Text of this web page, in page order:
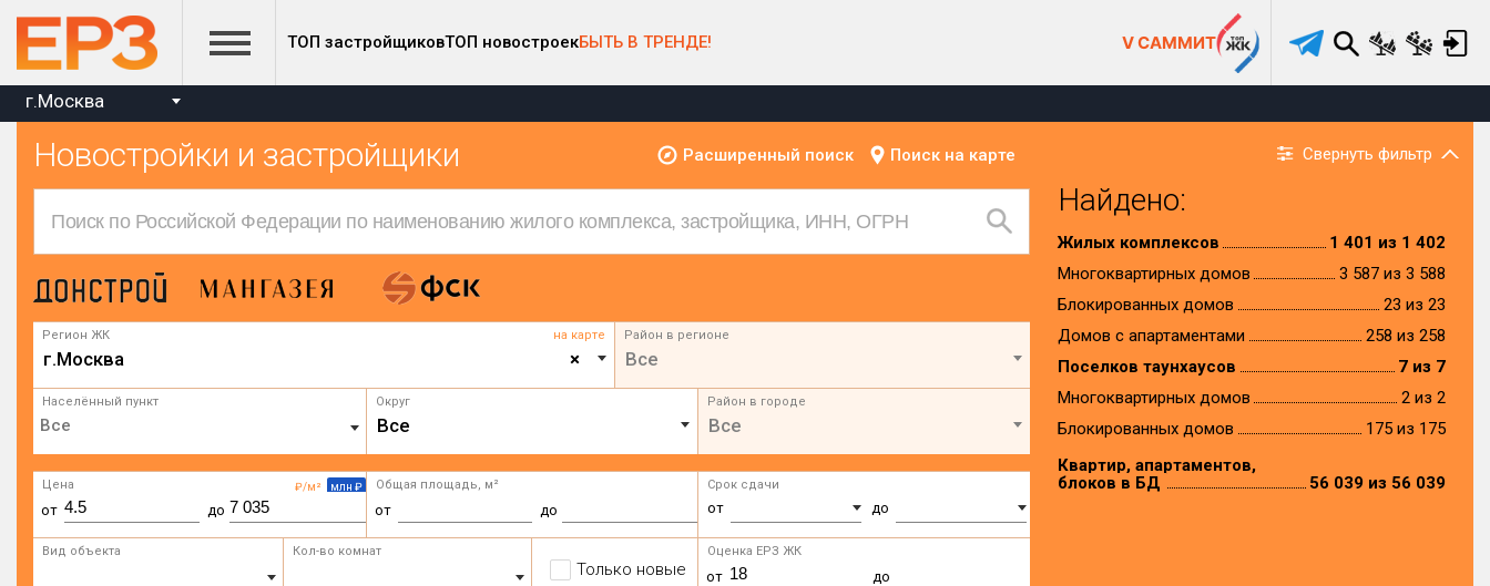
ТОП застройщиковТОП новостроекБЫТЬ В ТРЕНДЕ! V САММИТ
г.Москва
Новостройки и застройщики Расширенный поиск Поиск на карте Свернуть фильтр
Регион ЖК на карте
×
г.Москва
Район в регионе
Все
Населённый пункт Округ
Все
Район в городе
Все
₽/м² млн ₽
Цена
от до
Общая площадь, м²
от до
Срок сдачи
от до
Вид объекта Кол-во комнат
Только новые
Оценка ЕРЗ ЖК
от до
Найдено:
Жилых комплексов
1 401 из 1 402
Многоквартирных домов
3 587 из 3 588
Блокированных домов
23 из 23
Домов с апартаментами
258 из 258
Поселков таунхаусов
7 из 7
Многоквартирных домов
2 из 2
Блокированных домов
175 из 175
Квартир, апартаментов,
блоков в БД
56 039 из 56 039